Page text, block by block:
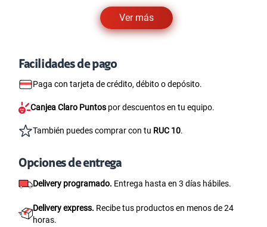
Ver más
Facilidades de pago
Paga con tarjeta de crédito, débito o depósito.
Canjea Claro Puntos por descuentos en tu equipo.
También puedes comprar con tu RUC 10.
Opciones de entrega
Delivery programado. Entrega hasta en 3 días hábiles.
Delivery express. Recibe tus productos en menos de 24
horas.